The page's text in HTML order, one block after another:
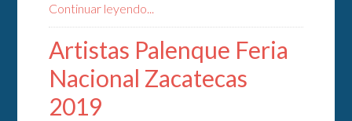
Continuar leyendo...
Artistas Palenque Feria
Nacional Zacatecas
2019